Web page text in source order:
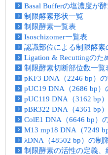
Basal Bufferの塩濃度が
制限酵素形状一覧
制限酵素一覧表
Isoschizomer一覧表
認識部位による制限酵素
Ligation & Recuttingのた
制限酵素切断部位数一覧
pKF3 DNA（2246 bp）
pUC19 DNA（2686 bp）
pUC119 DNA（3162 bp
pBR322 DNA（4361 bp
ColE1 DNA（6646 bp）
M13 mp18 DNA（7249
λDNA（48502 bp）の制
制限酵素の活性の定義